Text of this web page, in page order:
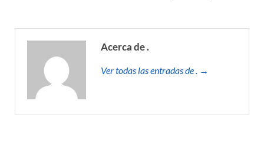
Acerca de .
Ver todas las entradas de . →